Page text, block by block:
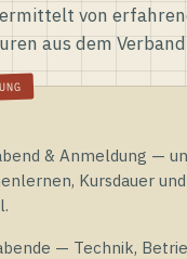
von
aus dem
& Anmeldung —
Kursdauer
— Technik,